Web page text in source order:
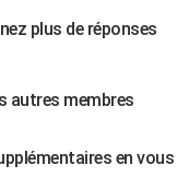
plus de réponses
autres membres
en vous